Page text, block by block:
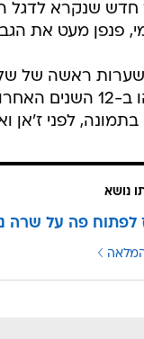
חדש שנקרא לדגל
פנפן מעט את
בתמונה, לפני ז'אן
נושא
לפתוח פה על שרה